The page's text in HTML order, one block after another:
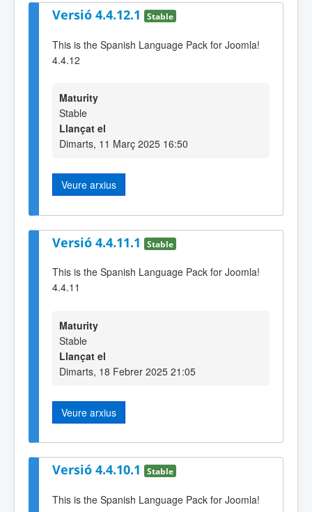
Versió 4.4.12.1 Stable
This is the Spanish Language Pack for Joomla!
4.4.12
Maturity
Stable
Llançat el
Dimarts, 11 Març 2025 16:50
Veure arxius
Versió 4.4.11.1 Stable
This is the Spanish Language Pack for Joomla!
4.4.11
Maturity
Stable
Llançat el
Dimarts, 18 Febrer 2025 21:05
Veure arxius
Versió 4.4.10.1 Stable
This is the Spanish Language Pack for Joomla!